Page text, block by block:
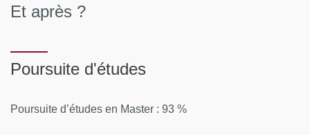
Et après ?
Poursuite d'études
Poursuite d’études en Master : 93 %